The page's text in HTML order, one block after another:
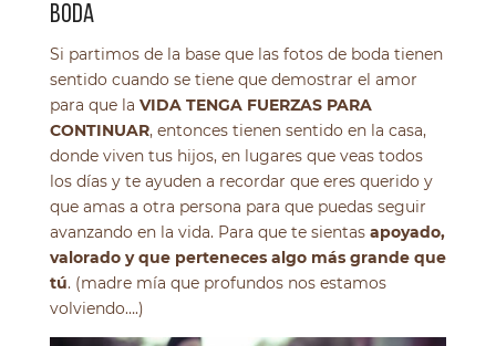
BODA
Si partimos de la base que las fotos de boda tienen
sentido cuando se tiene que demostrar el amor
para que la VIDA TENGA FUERZAS PARA
CONTINUAR, entonces tienen sentido en la casa,
donde viven tus hijos, en lugares que veas todos
los días y te ayuden a recordar que eres querido y
que amas a otra persona para que puedas seguir
avanzando en la vida. Para que te sientas apoyado,
valorado y que perteneces algo más grande que
tú. (madre mía que profundos nos estamos
volviendo….)